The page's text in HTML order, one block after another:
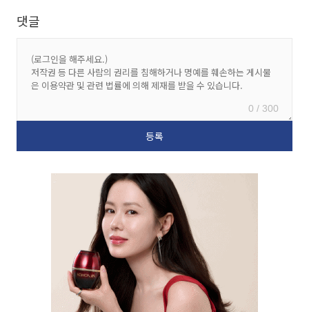
댓글
0 / 300